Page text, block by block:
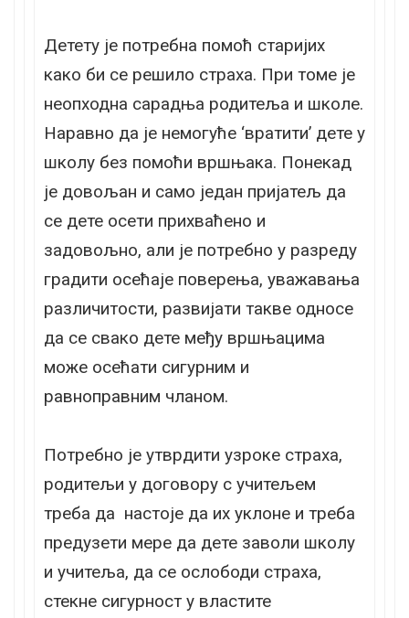
Детету је потребна помоћ старијих
како би се решило страха. При томе је
неопходна сарадња родитеља и школе.
Наравно да је немогуће ‘вратити’ дете у
школу без помоћи вршњака. Понекад
је довољан и само један пријатељ да
се дете осети прихваћено и
задовољно, али је потребно у разреду
градити осећаје поверења, уважавања
различитости, развијати такве односе
да се свако дете међу вршњацима
може осећати сигурним и
равноправним чланом.
Потребно је утврдити узроке страха,
родитељи у договору с учитељем
треба да настоје да их уклоне и треба
предузети мере да дете заволи школу
и учитеља, да се ослободи страха,
стекне сигурност у властите